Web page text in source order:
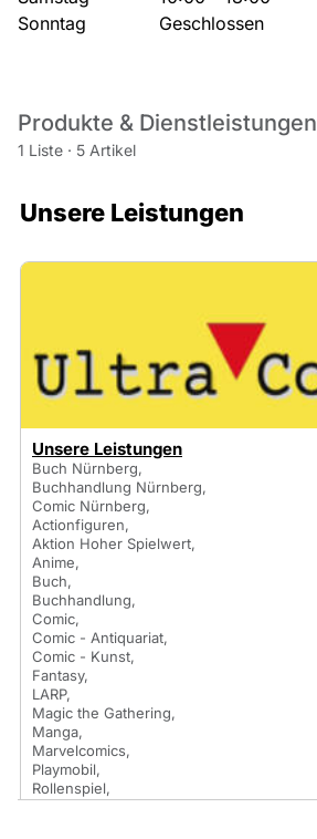
Sonntag
Geschlossen
Produkte & Dienstleistungen
1 Liste · 5 Artikel
Unsere Leistungen
Unsere Leistungen
Buch Nürnberg,
Buchhandlung Nürnberg,
Comic Nürnberg,
Actionfiguren,
Aktion Hoher Spielwert,
Anime,
Buch,
Buchhandlung,
Comic,
Comic - Antiquariat,
Comic - Kunst,
Fantasy,
LARP,
Magic the Gathering,
Manga,
Marvelcomics,
Playmobil,
Rollenspiel,